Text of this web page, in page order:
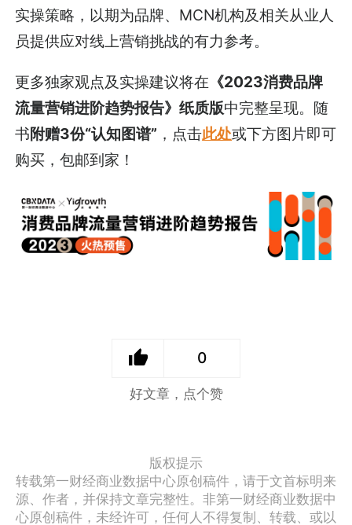
实操策略，以期为品牌、MCN机构及相关从业人
员提供应对线上营销挑战的有力参考。
更多独家观点及实操建议将在 《2023消费品牌
流量营销进阶趋势报告》纸质版中完整呈现。随
书附赠3份“认知图谱” ，点击此处或下方图片即可
购买，包邮到家！
0
好文章，点个赞
版权提示
转载第一财经商业数据中心原创稿件，请于文首标明来
源、作者，并保持文章完整性。非第一财经商业数据中
心原创稿件，未经许可，任何人不得复制、转载、或以